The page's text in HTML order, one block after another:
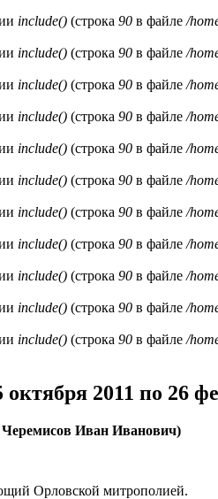
include() (строка 90 в файле /
include() (строка 90 в файле /
include() (строка 90 в файле /
include() (строка 90 в файле /
include() (строка 90 в файле /
include() (строка 90 в файле /
include() (строка 90 в файле /
include() (строка 90 в файле /
include() (строка 90 в файле /
include() (строка 90 в файле /
include() (строка 90 в файле /
2011 по 26
Иван Иванович)
Орловской митрополией.